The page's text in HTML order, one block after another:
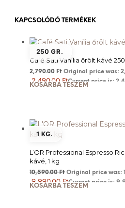
KAPCSOLÓDÓ TERMÉKEK
250 GR.
Café Sati Vanília őrölt kávé
2,790.00Ft Original price was:
2,490.00 FtCurrent price is:
KOSÁRBA TESZEM
1 KG.
L’OR Professional Espresso
kávé, 1 kg
10,590.00Ft Original price was:
9,990.00 FtCurrent price is:
KOSÁRBA TESZEM